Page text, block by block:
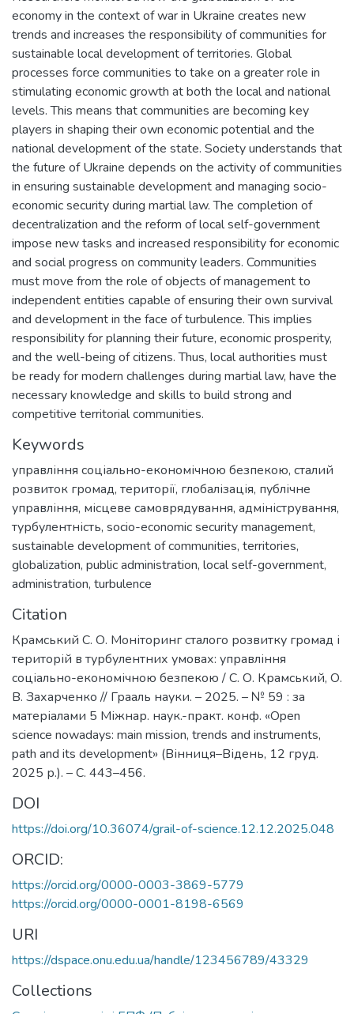
economy in the context of war in Ukraine creates new
trends and increases the responsibility of communities for
sustainable local development of territories. Global
processes force communities to take on a greater role in
stimulating economic growth at both the local and national
levels. This means that communities are becoming key
players in shaping their own economic potential and the
national development of the state. Society understands that
the future of Ukraine depends on the activity of communities
in ensuring sustainable development and managing socio-
economic security during martial law. The completion of
decentralization and the reform of local self-government
impose new tasks and increased responsibility for economic
and social progress on community leaders. Communities
must move from the role of objects of management to
independent entities capable of ensuring their own survival
and development in the face of turbulence. This implies
responsibility for planning their future, economic prosperity,
and the well-being of citizens. Thus, local authorities must
be ready for modern challenges during martial law, have the
necessary knowledge and skills to build strong and
competitive territorial communities.
Keywords
управління соціально-економічною безпекою, сталий
розвиток громад, території, глобалізація, публічне
управління, місцеве самоврядування, адміністрування,
турбулентність, socio-economic security management,
sustainable development of communities, territories,
globalization, public administration, local self-government,
administration, turbulence
Citation
Крамський С. О. Моніторинг сталого розвитку громад і
територій в турбулентних умовах: управління
соціально-економічною безпекою / С. О. Крамський, О.
В. Захарченко // Грааль науки. – 2025. – № 59 : за
матеріалами 5 Міжнар. наук.-практ. конф. «Open
science nowadays: main mission, trends and instruments,
path and its development» (Вінниця–Відень, 12 груд.
2025 р.). – С. 443–456.
DOI
https://doi.org/10.36074/grail-of-science.12.12.2025.048
ORCID:
https://orcid.org/0000-0003-3869-5779
https://orcid.org/0000-0001-8198-6569
URI
https://dspace.onu.edu.ua/handle/123456789/43329
Collections